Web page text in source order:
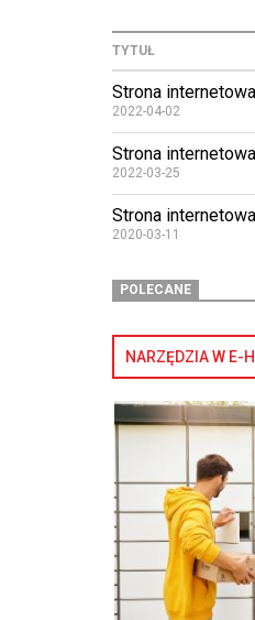
TYTUŁ
Strona
2022-04-02
Strona
2022-03-25
Strona
2020-03-11
POLECANE
NARZĘDZIA W E-